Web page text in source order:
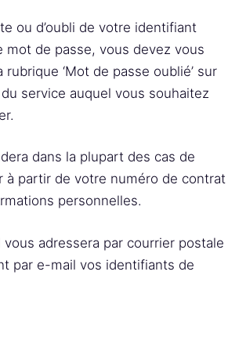
ou d’oubli de votre identifiant
mot de passe, vous devez vous
rubrique ‘Mot de passe oublié’ sur
service auquel vous souhaitez
dans la plupart des cas de
à partir de votre numéro de contrat
personnelles.
vous adressera par courrier postale
par e-mail vos identifiants de